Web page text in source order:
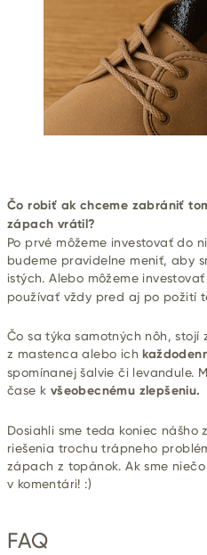
Čo robiť ak chceme zabrániť
zápach vrátil?
Po prvé môžeme investovať do
budeme pravidelne meniť, aby
istých. Alebo môžeme
používať vždy pred aj po požití
Čo sa týka samotných nôh, stojí
z mastenca alebo ich
spomínanej šalvie či levandule.
čase k všeobecnému zlepšeniu.
Dosiahli sme teda koniec nášho
riešenia trochu trápneho
zápach z topánok. Ak sme
v komentári! :)
FAQ